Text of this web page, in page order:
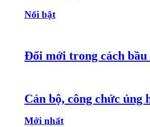
Nổi bật
Đổi mới trong cách
Cán bộ, công chức
Mới nhất